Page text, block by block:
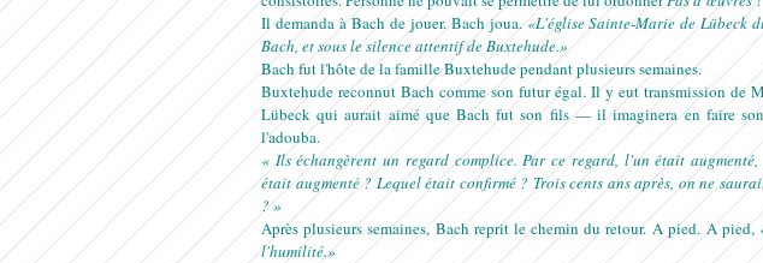
Il demanda à Bach de jouer. Bach joua. «L'église Sainte-Marie de Lübeck
Bach, et sous le silence attentif de Buxtehude.»
Bach fut l'hôte de la famille Buxtehude pendant plusieurs semaines.
Buxtehude reconnut Bach comme son futur égal. Il y eut transmission de
Lübeck qui aurait aimé que Bach fut son fils — il imaginera en faire
l'adouba.
« Ils échangèrent un regard complice. Par ce regard, l'un était
était augmenté ? Lequel était confirmé ? Trois cents ans après, on ne
? »
Après plusieurs semaines, Bach reprit le chemin du retour. A pied. A pied,
l'humilité.»